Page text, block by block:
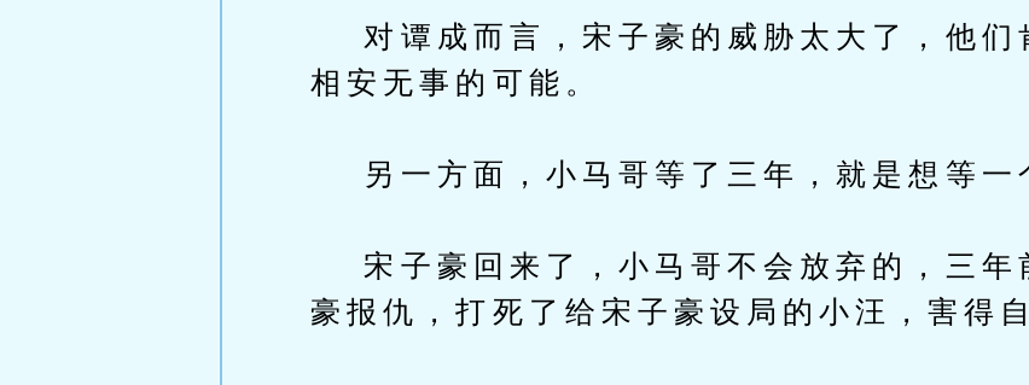
对谭成而言，宋子豪的威胁太大了，他们
相安无事的可能。
另一方面，小马哥等了三年，就是想等一
宋子豪回来了，小马哥不会放弃的，三年
豪报仇，打死了给宋子豪设局的小汪，害得